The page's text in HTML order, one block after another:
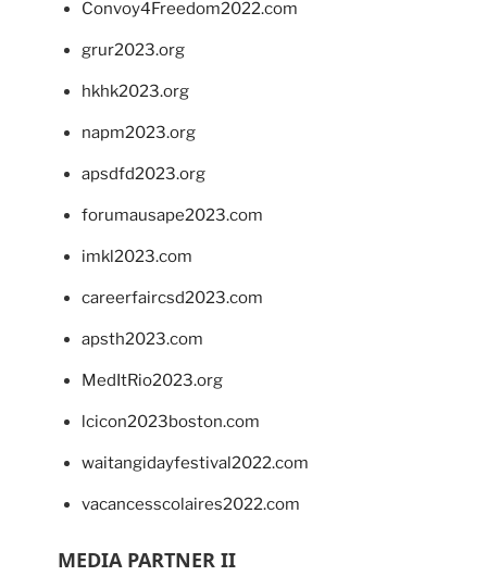
Convoy4Freedom2022.com
grur2023.org
hkhk2023.org
napm2023.org
apsdfd2023.org
forumausape2023.com
imkl2023.com
careerfaircsd2023.com
apsth2023.com
MedItRio2023.org
lcicon2023boston.com
waitangidayfestival2022.com
vacancesscolaires2022.com
MEDIA PARTNER II